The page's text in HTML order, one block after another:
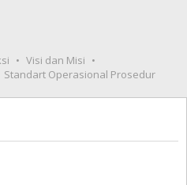
Visi dan Misi
Standart Operasional Prosedur